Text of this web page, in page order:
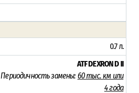
0.7 л.
ATF DEXRON D II
Периодичность замены: 60 тыс. км или
4 года